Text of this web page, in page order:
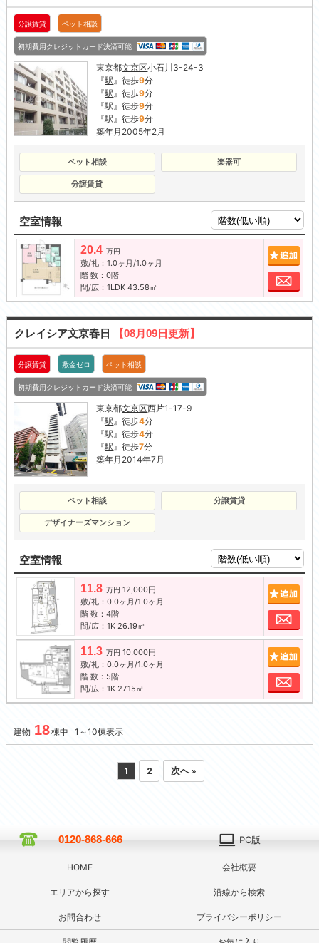
分譲賃貸 ペット相談
初期費用クレジットカード決済可能
東京都文京区小石川3-24-3
『駅』徒歩9分
『駅』徒歩9分
『駅』徒歩9分
『駅』徒歩9分
築年月2005年2月
ペット相談 楽器可
分譲賃貸
空室情報
20.4 万円
敷/礼：1.0ヶ月/1.0ヶ月
階 数：0階
間/広：1LDK 43.58㎡
お
クレイシア文京春日 【08月09日更新】
分譲賃貸 敷金ゼロ ペット相談
初期費用クレジットカード決済可能
東京都文京区西片1-17-9
『駅』徒歩4分
『駅』徒歩4分
『駅』徒歩7分
築年月2014年7月
ペット相談 分譲賃貸
デザイナーズマンション
空室情報
11.8 万円 12,000円
敷/礼：0.0ヶ月/1.0ヶ月
階 数：4階
間/広：1K 26.19㎡
お
11.3 万円 10,000円
敷/礼：0.0ヶ月/1.0ヶ月
階 数：5階
間/広：1K 27.15㎡
お
建物 18棟中 1～10棟表示
1 2 次へ »
0120-868-666 PC版
HOME 会社概要
エリアから探す 沿線から検索
お問合わせ プライバシーポリシー